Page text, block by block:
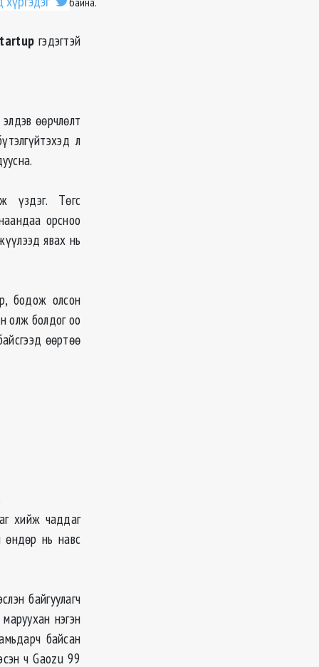
гэдэгтэй
өөрчлөлт
л
үздэг. Төгс
орсноо
явах нь
бодож олсон
олж болдог оо
өөртөө
хийж чаддаг
өндөр нь навс
байгуулагч
нэгэн
байсан
ч Gaozu 99